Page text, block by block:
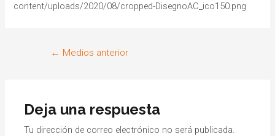
content/uploads/2020/08/cropped-DisegnoAC_ico150.png
← Medios anterior
Deja una respuesta
Tu dirección de correo electrónico no será publicada.